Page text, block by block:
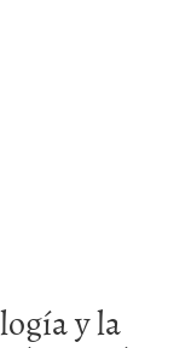
y la